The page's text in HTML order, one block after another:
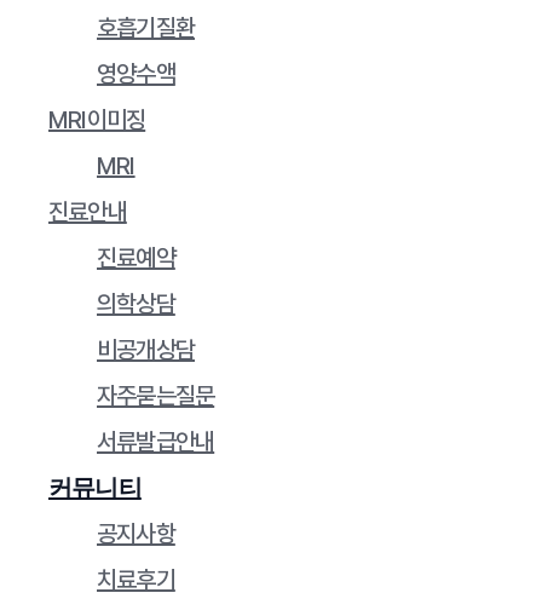
호흡기질환
영양수액
MRI이미징
MRI
진료안내
진료예약
의학상담
비공개상담
자주묻는질문
서류발급안내
커뮤니티
공지사항
치료후기